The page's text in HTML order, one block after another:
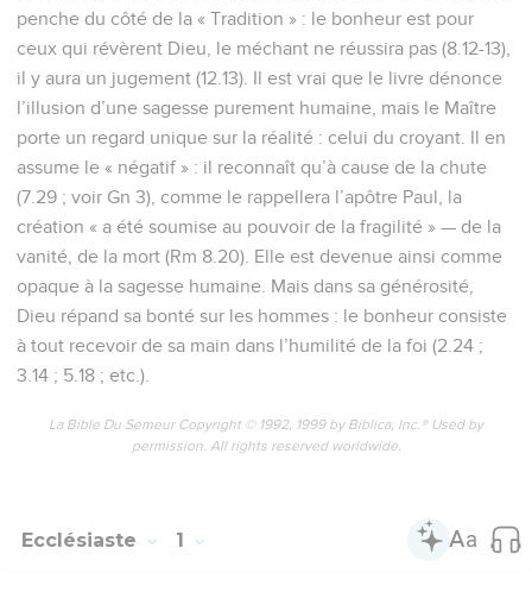
penche du côté de la « Tradition » : le bonheur est pour
ceux qui révèrent Dieu, le méchant ne réussira pas (8.12-13),
il y aura un jugement (12.13). Il est vrai que le livre dénonce
l’illusion d’une sagesse purement humaine, mais le Maître
porte un regard unique sur la réalité : celui du croyant. Il en
assume le « négatif » : il reconnaît qu’à cause de la chute
(7.29 ; voir Gn 3), comme le rappellera l’apôtre Paul, la
création « a été soumise au pouvoir de la fragilité » — de la
vanité, de la mort (Rm 8.20). Elle est devenue ainsi comme
opaque à la sagesse humaine. Mais dans sa générosité,
Dieu répand sa bonté sur les hommes : le bonheur consiste
à tout recevoir de sa main dans l’humilité de la foi (2.24 ;
3.14 ; 5.18 ; etc.).
La Bible Du Semeur Copyright © 1992, 1999 by Biblica, Inc.® Used by
permission. All rights reserved worldwide.
Ecclésiaste 1